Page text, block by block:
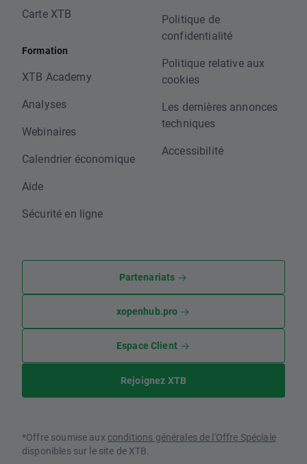
Carte XTB
Formation
XTB Academy
Analyses
Webinaires
Calendrier économique
Aide
Sécurité en ligne
Politique de
confidentialité
Politique relative aux
cookies
Les dernières annonces
techniques
Accessibilité
Partenariats
xopenhub.pro
Espace Client
Rejoignez XTB
*Offre soumise aux conditions générales de l'Offre Spéciale
disponibles sur le site de XTB.